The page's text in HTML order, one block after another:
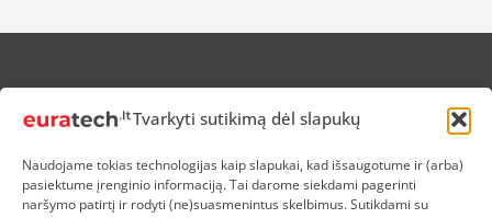
Tvarkyti sutikimą dėl slapukų
Naudojame tokias technologijas kaip slapukai, kad išsaugotume ir (arba)
pasiektume įrenginio informaciją. Tai darome siekdami pagerinti
naršymo patirtį ir rodyti (ne)suasmenintus skelbimus. Sutikdami su
APIE MUS
NUOLAIDOS HEROJAMS
PREKIŲ IR PINIGŲ GRĄŽINIMAS
ATSISKAITYMAS